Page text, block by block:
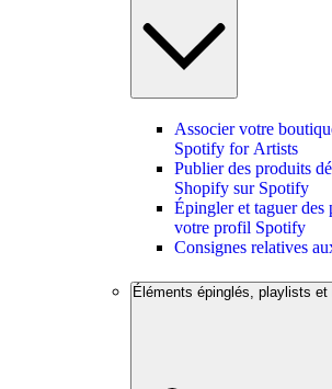
Associer votre
Spotify for Artists
Publier des produits
Shopify sur Spotify
Épingler et taguer des
votre profil Spotify
Consignes relatives
Éléments épinglés, playlists et